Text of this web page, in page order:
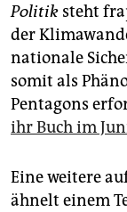
Politik steht
der
nationale
somit als
Pentagons
ihr Buch im
Eine weitere
ähnelt einem